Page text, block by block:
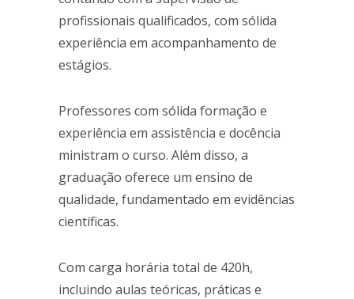
profissionais qualificados, com sólida
experiência em acompanhamento de
estágios.
Professores com sólida formação e
experiência em assistência e docência
ministram o curso. Além disso, a
graduação oferece um ensino de
qualidade, fundamentado em evidências
científicas.
Com carga horária total de 420h,
incluindo aulas teóricas, práticas e